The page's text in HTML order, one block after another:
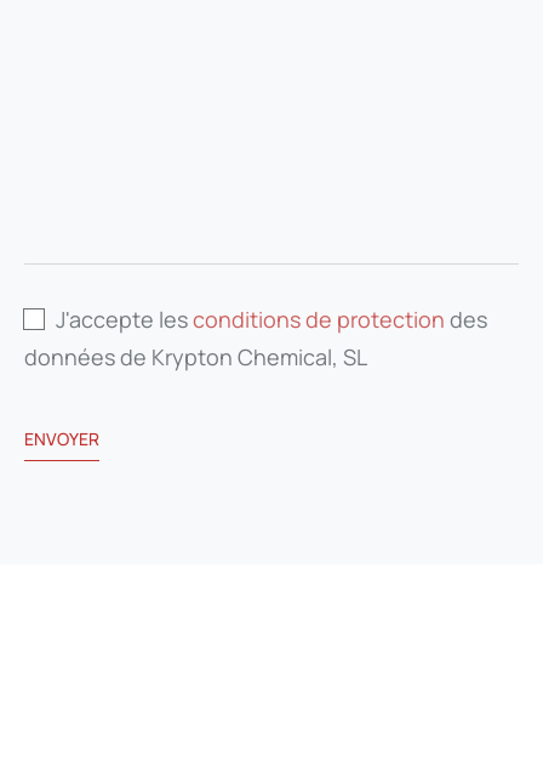
J'accepte lesconditions de protection des
données de Krypton Chemical, SL